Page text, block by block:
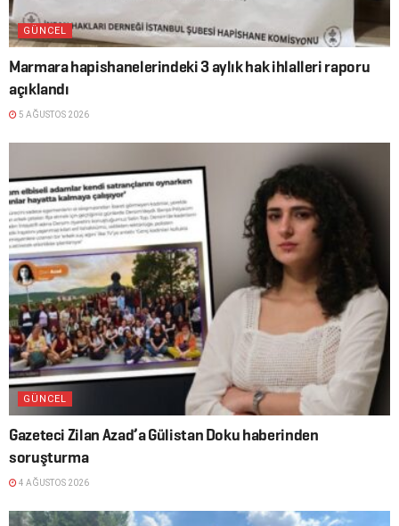
GÜNCEL
Marmara hapishanelerindeki 3 aylık hak ihlalleri raporu
açıklandı
5 AĞUSTOS 2026
GÜNCEL
Gazeteci Zilan Azad’a Gülistan Doku haberinden
soruşturma
4 AĞUSTOS 2026